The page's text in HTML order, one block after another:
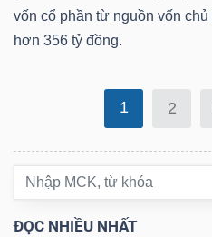
vốn cổ phần từ nguồn vốn
hơn 356 tỷ đồng.
1 2
ĐỌC NHIỀU NHẤT
cáo
phân
Thuật
ngữ
(-)